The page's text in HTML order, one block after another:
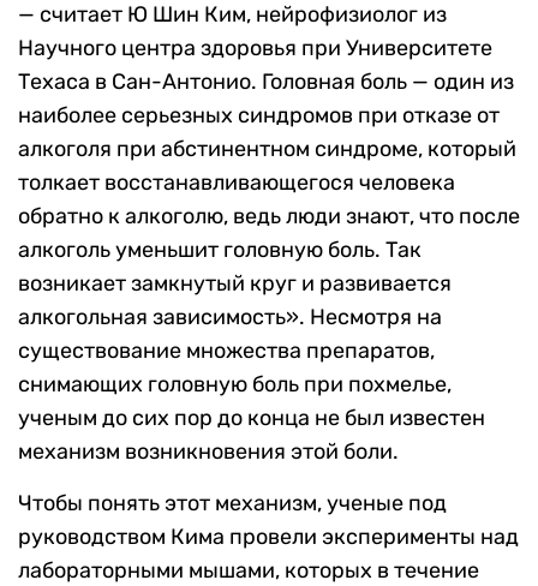
— считает Ю Шин Ким, нейрофизиолог из
Научного центра здоровья при Университете
Техаса в Сан-Антонио. Головная боль — один из
наиболее серьезных синдромов при отказе от
алкоголя при абстинентном синдроме, который
толкает восстанавливающегося человека
обратно к алкоголю, ведь люди знают, что после
алкоголь уменьшит головную боль. Так
возникает замкнутый круг и развивается
алкогольная зависимость». Несмотря на
существование множества препаратов,
снимающих головную боль при похмелье,
ученым до сих пор до конца не был известен
механизм возникновения этой боли.
Чтобы понять этот механизм, ученые под
руководством Кима провели эксперименты над
лабораторными мышами, которых в течение